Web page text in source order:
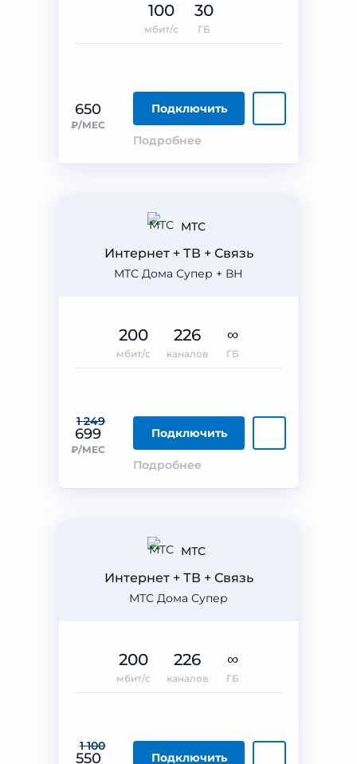
650
₽/МЕС
Подключить
Подробнее
100
мбит/с
30
ГБ
МТС
МТС Дома Супер + ВН
Интернет + ТВ + Связь
1 249
699
₽/МЕС
Подключить
Подробнее
200
мбит/с
226
каналов
∞
ГБ
МТС
МТС Дома Супер
Интернет + ТВ + Связь
1 100
550 Подключить
200
мбит/с
226
каналов
∞
ГБ